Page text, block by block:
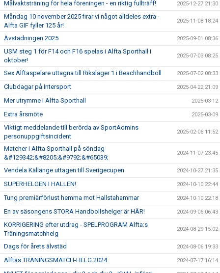
Målvaktsträning för hela föreningen - en riktig fullträff! 2025-12-27 21:30
Måndag 10 november 2025 firar vi något alldeles extra -
Alfta GIF fyller 125 år!
2025-11-08 18:24
Ävstädningen 2025 2025-09-01 08:36
USM steg 1 för F14 och F16 spelas i Alfta Sporthall i
oktober!
2025-07-03 08:25
Sex Alftaspelare uttagna till Riksläger 1 i Beachhandboll 2025-07-02 08:33
Clubdagar på Intersport 2025-04-22 21:09
Mer utrymme i Alfta Sporthall 2025-03-12
Extra årsmöte 2025-03-09
Viktigt meddelande till berörda av SportAdmins
personuppgiftsincident
2025-02-06 11:52
Matcher i Alfta Sporthall på söndag
&#129342;&#8205;&#9792;&#65039;
2024-11-07 23:45
Vendela Källänge uttagen till Sverigecupen 2024-10-27 21:35
SUPERHELGEN I HALLEN! 2024-10-10 22:44
Tung premiärförlust hemma mot Hallstahammar 2024-10-10 22:18
En av säsongens STORA Handbollshelger är HÄR! 2024-09-06 06:43
KORRIGERING efter utdrag - SPELPROGRAM Alfta:s
Träningsmatchhelg
2024-08-29 15:02
Dags för årets älvstäd 2024-08-06 19:33
Alftas TRÄNINGSMATCH-HELG 2024 2024-07-17 16:14